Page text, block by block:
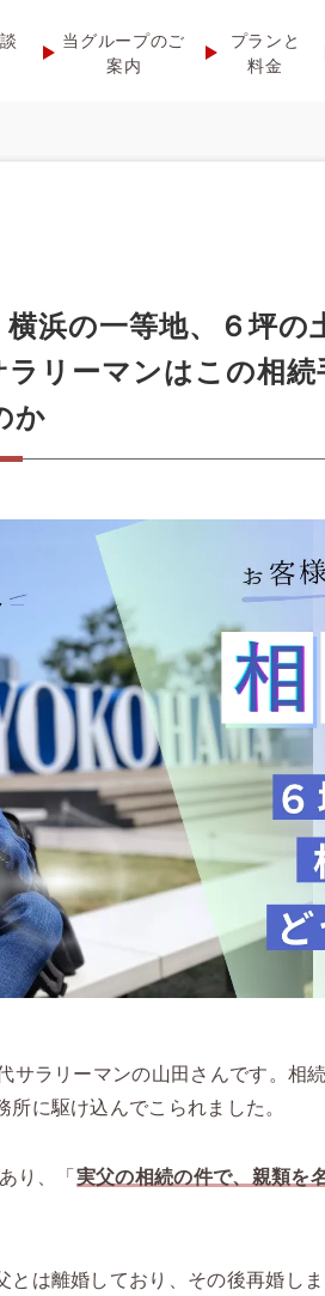
当グループのご
案内
プランと
料金
横浜の一等地、６坪
リーマンはこの相続
か
サラリーマンの山田さんです。相
所に駆け込んでこられました。
り、「 実父の相続の件で、親類を
とは離婚しており、その後再婚し